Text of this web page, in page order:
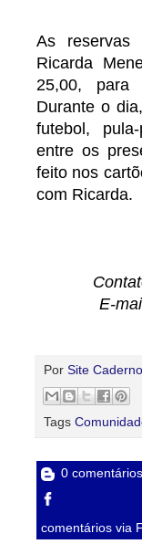
As reservas
Ricarda
25,00,
Durante o
futebol,
entre os
feito nos
com Ricarda.
E-
Por Site
Tags
0
comentários via